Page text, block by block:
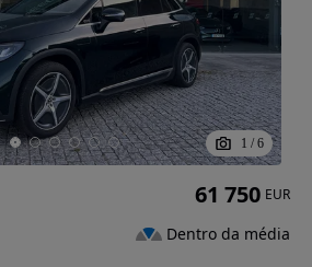
1 / 6
61 750 EUR
Dentro da média